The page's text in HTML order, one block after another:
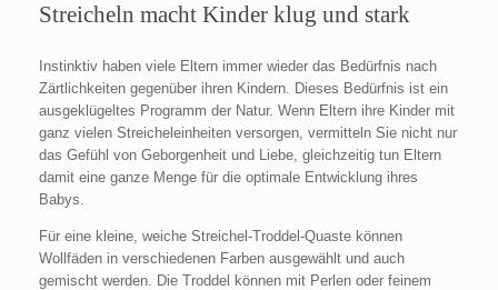
Streicheln macht Kinder klug und stark
Instinktiv haben viele Eltern immer wieder das Bedürfnis nach
Zärtlichkeiten gegenüber ihren Kindern. Dieses Bedürfnis ist ein
ausgeklügeltes Programm der Natur. Wenn Eltern ihre Kinder mit
ganz vielen Streicheleinheiten versorgen, vermitteln Sie nicht nur
das Gefühl von Geborgenheit und Liebe, gleichzeitig tun Eltern
damit eine ganze Menge für die optimale Entwicklung ihres
Babys.
Für eine kleine, weiche Streichel-Troddel-Quaste können
Wollfäden in verschiedenen Farben ausgewählt und auch
gemischt werden. Die Troddel können mit Perlen oder feinem